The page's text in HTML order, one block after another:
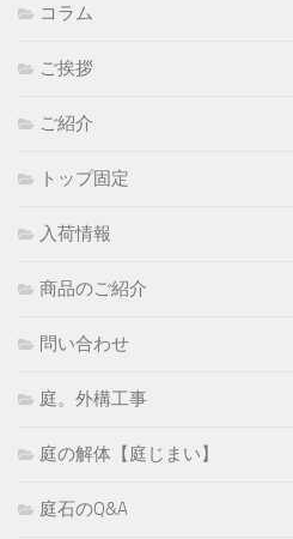
コラム
ご挨拶
ご紹介
トップ固定
入荷情報
商品のご紹介
問い合わせ
庭。外構工事
庭の解体【庭じまい】
庭石のQ&A